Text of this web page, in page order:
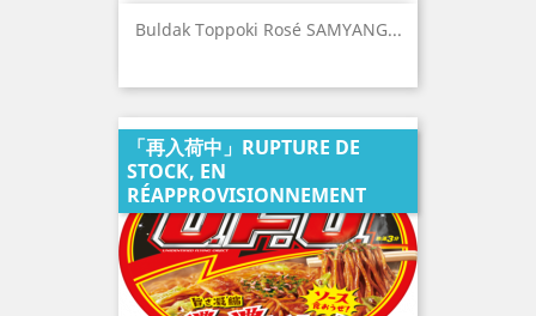
Buldak Toppoki Rosé SAMYANG...
「再入荷中」RUPTURE DE
STOCK, EN
RÉAPPROVISIONNEMENT